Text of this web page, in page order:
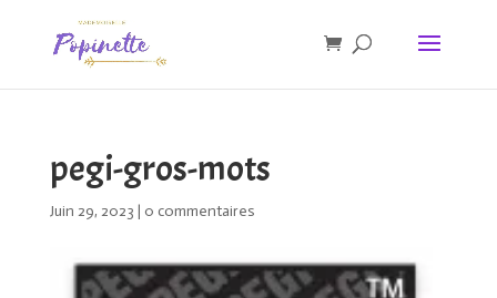
pegi-gros-mots
Juin 29, 2023 | 0 commentaires